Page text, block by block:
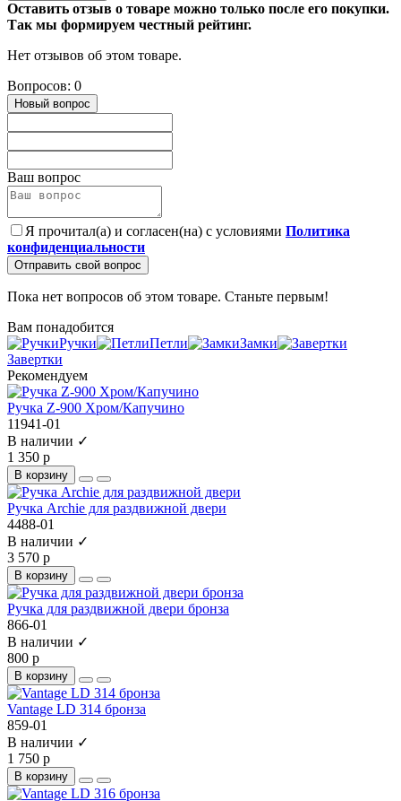
Оставить отзыв о товаре можно только после его покупки.
Так мы формируем честный рейтинг.
Нет отзывов об этом товаре.
Вопросов: 0
Новый вопрос
Ваш вопрос
Я прочитал(а) и согласен(на) с условиями Политика
конфиденциальности
Отправить свой вопрос
Пока нет вопросов об этом товаре. Станьте первым!
Вам понадобится
Ручки
Петли
Замки
Завертки
Рекомендуем
Ручка Z-900 Хром/Капучино
11941-01
В наличии ✓
1 350 р
В корзину
Ручка Archie для раздвижной двери
4488-01
В наличии ✓
3 570 р
В корзину
Ручка для раздвижной двери бронза
866-01
В наличии ✓
800 р
В корзину
Vantage LD 314 бронза
859-01
В наличии ✓
1 750 р
В корзину